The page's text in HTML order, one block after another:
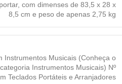
, com dimenses de 83,5 x 28 x
8,5 cm e peso de apenas 2,75 kg
Instrumentos Musicais (Conheça o
Instrumentos Musicais) Nº
Teclados Portáteis e Arranjadores